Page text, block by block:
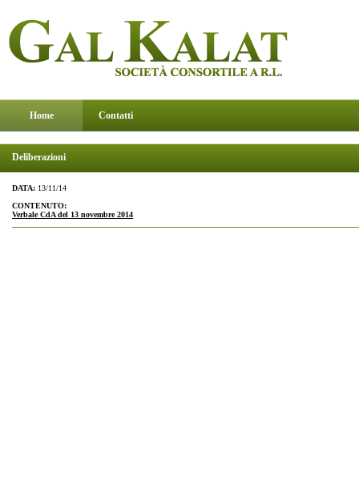
Home Contatti
Deliberazioni
DATA: 13/11/14
CONTENUTO:
Verbale CdA del 13 novembre 2014